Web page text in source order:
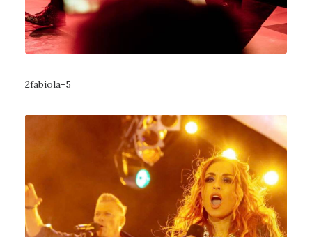
2fabiola-5